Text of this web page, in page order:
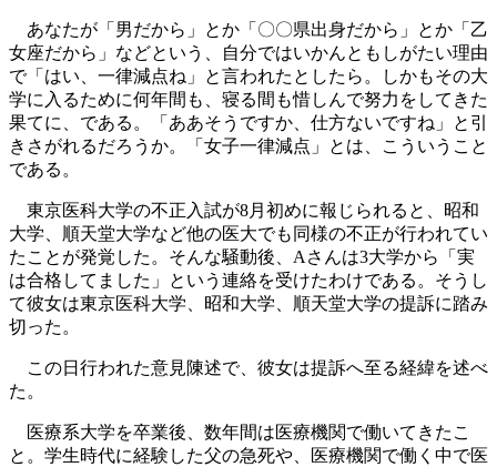
あなたが「男だから」とか「〇〇県出身だから」とか「乙
女座だから」などという、自分ではいかんともしがたい理由
で「はい、一律減点ね」と言われたとしたら。しかもその大
学に入るために何年間も、寝る間も惜しんで努力をしてきた
果てに、である。「ああそうですか、仕方ないですね」と引
きさがれるだろうか。「女子一律減点」とは、こういうこと
である。
東京医科大学の不正入試が8月初めに報じられると、昭和
大学、順天堂大学など他の医大でも同様の不正が行われてい
たことが発覚した。そんな騒動後、Aさんは3大学から「実
は合格してました」という連絡を受けたわけである。そうし
て彼女は東京医科大学、昭和大学、順天堂大学の提訴に踏み
切った。
この日行われた意見陳述で、彼女は提訴へ至る経緯を述べ
た。
医療系大学を卒業後、数年間は医療機関で働いてきたこ
と。学生時代に経験した父の急死や、医療機関で働く中で医